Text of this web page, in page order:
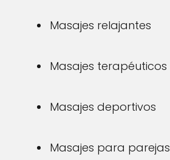
Masajes relajantes
Masajes terapéuticos
Masajes deportivos
Masajes para parejas